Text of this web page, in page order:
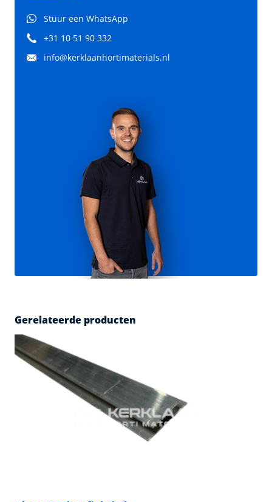
Stuur een WhatsApp
+31 10 51 90 332
info@kerklaanhortimaterials.nl
Gerelateerde producten